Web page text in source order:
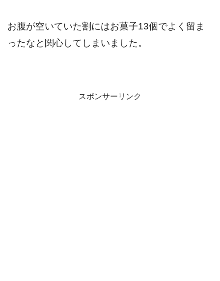
お腹が空いていた割にはお菓子13個でよく留ま
ったなと関心してしまいました。
スポンサーリンク